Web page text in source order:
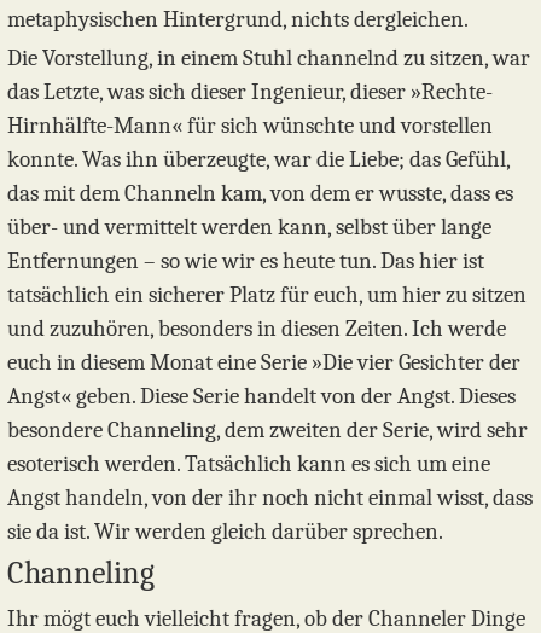
metaphysischen Hintergrund, nichts dergleichen.
Die Vorstellung, in einem Stuhl channelnd zu sitzen, war
das Letzte, was sich dieser Ingenieur, dieser »Rechte-
Hirnhälfte-Mann« für sich wünschte und vorstellen
konnte. Was ihn überzeugte, war die Liebe; das Gefühl,
das mit dem Channeln kam, von dem er wusste, dass es
über- und vermittelt werden kann, selbst über lange
Entfernungen – so wie wir es heute tun. Das hier ist
tatsächlich ein sicherer Platz für euch, um hier zu sitzen
und zuzuhören, besonders in diesen Zeiten. Ich werde
euch in diesem Monat eine Serie »Die vier Gesichter der
Angst« geben. Diese Serie handelt von der Angst. Dieses
besondere Channeling, dem zweiten der Serie, wird sehr
esoterisch werden. Tatsächlich kann es sich um eine
Angst handeln, von der ihr noch nicht einmal wisst, dass
sie da ist. Wir werden gleich darüber sprechen.
Channeling
Ihr mögt euch vielleicht fragen, ob der Channeler Dinge